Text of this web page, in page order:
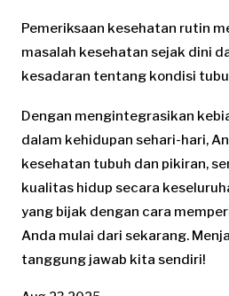
Pemeriksaan kesehatan rutin
masalah kesehatan sejak dini
kesadaran tentang kondisi
Dengan mengintegrasikan
dalam kehidupan sehari-hari,
kesehatan tubuh dan pikiran,
kualitas hidup secara
yang bijak dengan cara
Anda mulai dari sekarang.
tanggung jawab kita sendiri!